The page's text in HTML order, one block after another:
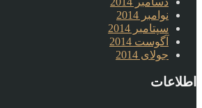
نوامبر 2014
سپتامبر 2014
آگوست 2014
جولای 2014
اطلاعات